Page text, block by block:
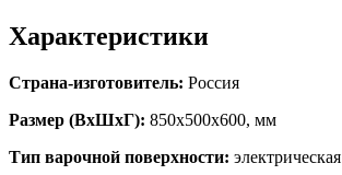
Характеристики
Страна-изготовитель: Россия
Размер (ВхШхГ): 850х500х600, мм
Тип варочной поверхности: электрическая